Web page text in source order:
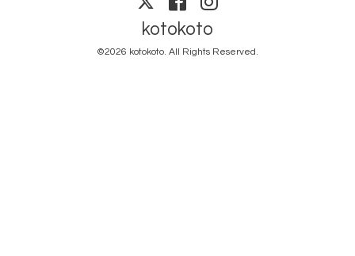
kotokoto
©2026 kotokoto. All Rights Reserved.